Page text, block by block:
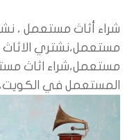
شراء أثاث مستعمل ،
مستعمل،نشتري الاثاث
مستعمل،شراء اثاث
المستعمل في